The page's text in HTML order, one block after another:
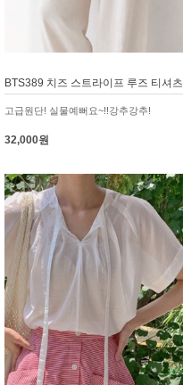
BTS389 치즈 스트라이프 루즈 티셔츠
고급원단! 실물예뻐요~!!강추강추!
32,000원